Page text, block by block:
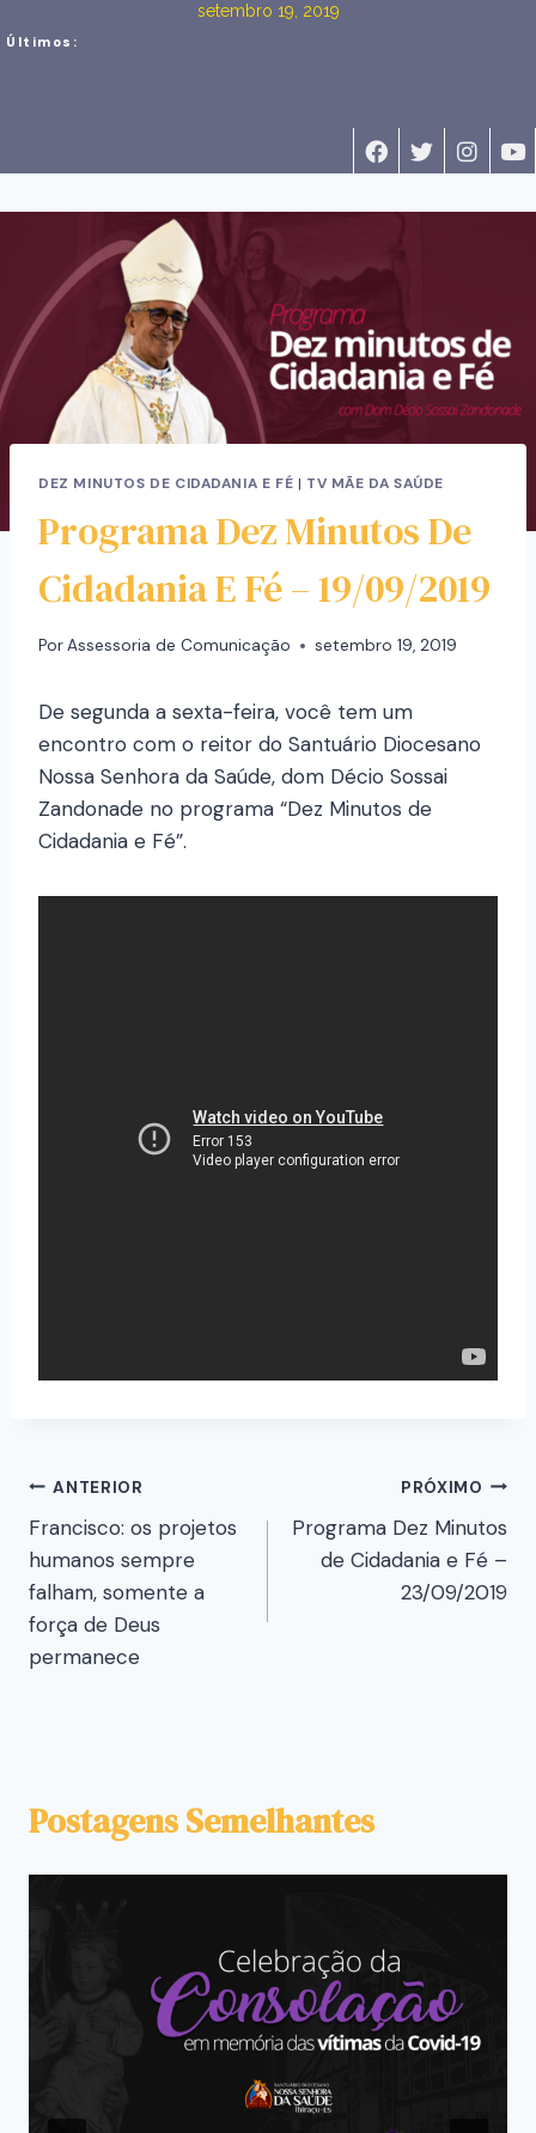
setembro 19, 2019
Últimos:
DEZ MINUTOS DE CIDADANIA E FÉ | TV MÃE DA SAÚDE
Programa Dez Minutos De
Cidadania E Fé – 19/09/2019
PorAssessoria de Comunicação setembro 19, 2019
De segunda a sexta-feira, você tem um
encontro com o reitor do Santuário Diocesano
Nossa Senhora da Saúde, dom Décio Sossai
Zandonade no programa “Dez Minutos de
Cidadania e Fé”.
ANTERIOR
Francisco: os projetos
humanos sempre
falham, somente a
força de Deus
permanece
PRÓXIMO
Programa Dez Minutos
de Cidadania e Fé –
23/09/2019
Postagens Semelhantes